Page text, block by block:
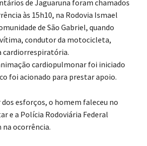
de Jaguaruna foram chamados
às 15h10, na Rodovia Ismael
de São Gabriel, quando
condutor da motocicleta,
cardiorrespiratória.
cardiopulmonar foi iniciado
foi acionado para prestar apoio.
esforços, o homem faleceu no
e a Polícia Rodoviária Federal
ocorrência.